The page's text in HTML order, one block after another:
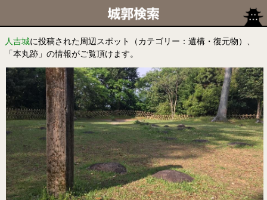
人吉城に投稿された周辺スポット（カテゴリー：遺構・復元物）、
「本丸跡」の情報がご覧頂けます。